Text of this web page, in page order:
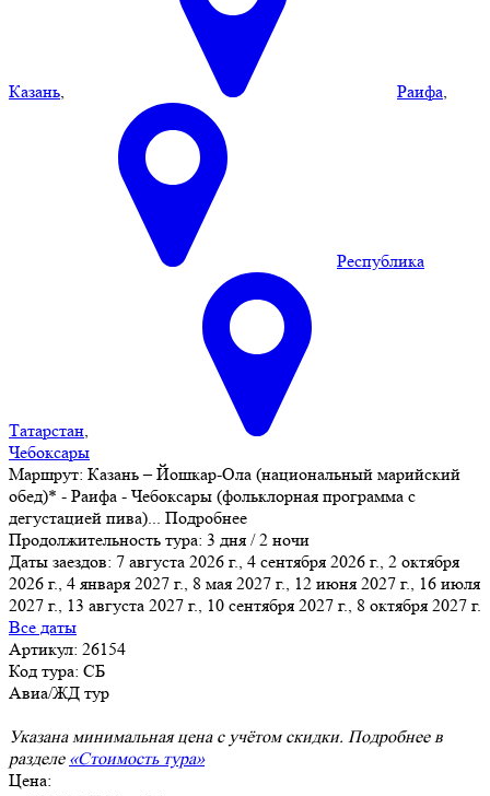
Казань Раифа
Республика
Татарстан
Чебоксары
Маршрут: Казань – Йошкар-Ола (национальный марийский
обед)* - Раифа - Чебоксары (фольклорная программа с
дегустацией пива)
Подробнее
Продолжительность тура: 3 дня / 2 ночи
Даты заездов: 7 августа 2026 г., 4 сентября 2026 г., 2 октября
2026 г., 4 января 2027 г., 8 мая 2027 г., 12 июня 2027 г., 16 июля
2027 г.
, 13 августа 2027 г., 10 сентября 2027 г., 8 октября 2027 г.
Все даты
Артикул: 26154
Код тура: СБ
Авиа/ЖД тур
Указана минимальная цена с учётом скидки. Подробнее в
разделе «Стоимость тура»
Цена: